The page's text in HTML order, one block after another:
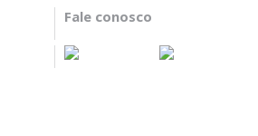
Fale conosco